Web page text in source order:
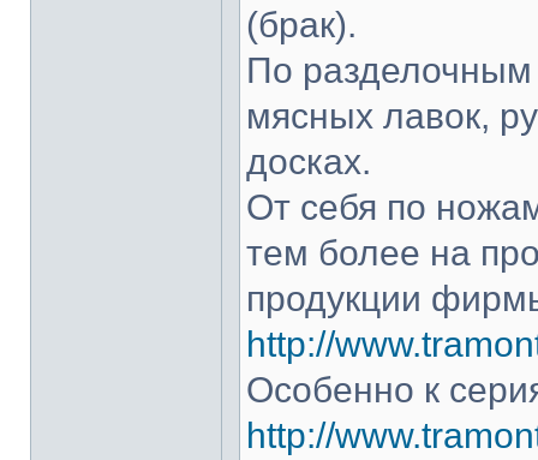
(брак).
По разделочным
мясных лавок,
досках.
От себя по
тем более на
продукции
http://
Особенно к
http://